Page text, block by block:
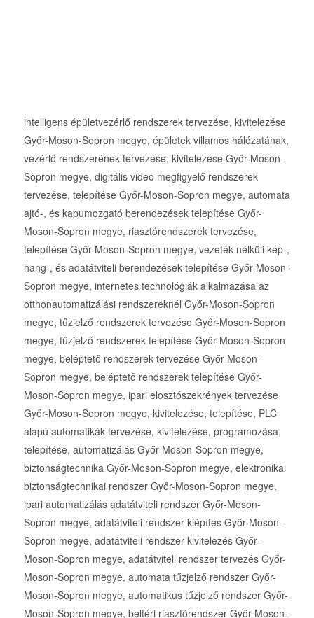
intelligens épületvezérlő rendszerek tervezése, kivitelezése
Győr-Moson-Sopron megye, épületek villamos hálózatának,
vezérlő rendszerének tervezése, kivitelezése Győr-Moson-
Sopron megye, digitális video megfigyelő rendszerek
tervezése, telepítése Győr-Moson-Sopron megye, automata
ajtó-, és kapumozgató berendezések telepítése Győr-
Moson-Sopron megye, riasztórendszerek tervezése,
telepítése Győr-Moson-Sopron megye, vezeték nélküli kép-,
hang-, és adatátviteli berendezések telepítése Győr-Moson-
Sopron megye, internetes technológiák alkalmazása az
otthonautomatizálási rendszereknél Győr-Moson-Sopron
megye, tűzjelző rendszerek tervezése Győr-Moson-Sopron
megye, tűzjelző rendszerek telepítése Győr-Moson-Sopron
megye, beléptető rendszerek tervezése Győr-Moson-
Sopron megye, beléptető rendszerek telepítése Győr-
Moson-Sopron megye, ipari elosztószekrények tervezése
Győr-Moson-Sopron megye, kivitelezése, telepítése, PLC
alapú automatikák tervezése, kivitelezése, programozása,
telepítése, automatizálás Győr-Moson-Sopron megye,
biztonságtechnika Győr-Moson-Sopron megye, elektronikai
biztonságtechnikai rendszer Győr-Moson-Sopron megye,
ipari automatizálás adatátviteli rendszer Győr-Moson-
Sopron megye, adatátviteli rendszer kiépítés Győr-Moson-
Sopron megye, adatátviteli rendszer kivitelezés Győr-
Moson-Sopron megye, adatátviteli rendszer tervezés Győr-
Moson-Sopron megye, automata tűzjelző rendszer Győr-
Moson-Sopron megye, automatikus tűzjelző rendszer Győr-
Moson-Sopron megye, beltéri riasztórendszer Győr-Moson-